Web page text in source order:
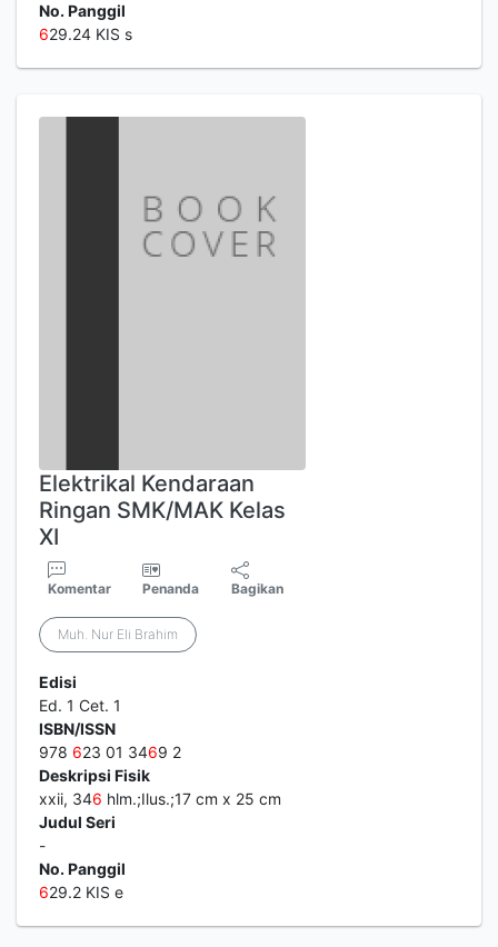
No. Panggil
629.24 KIS s
Elektrikal Kendaraan
Ringan SMK/MAK Kelas
XI
Komentar Penanda Bagikan
Muh. Nur Eli Brahim
Edisi
Ed. 1 Cet. 1
ISBN/ISSN
978 623 01 3469 2
Deskripsi Fisik
xxii, 346 hlm.;Ilus.;17 cm x 25 cm
Judul Seri
-
No. Panggil
629.2 KIS e